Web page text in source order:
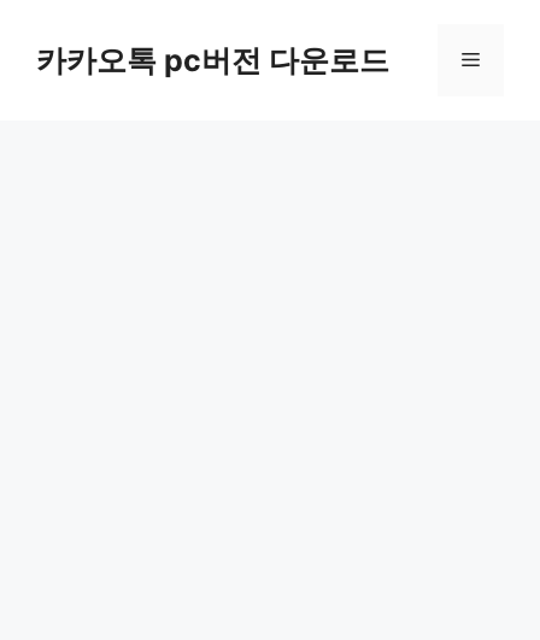
카카오톡 pc버전 다운로드 메